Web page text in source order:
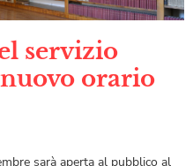
servizio
orario
sarà aperta al pubblico al